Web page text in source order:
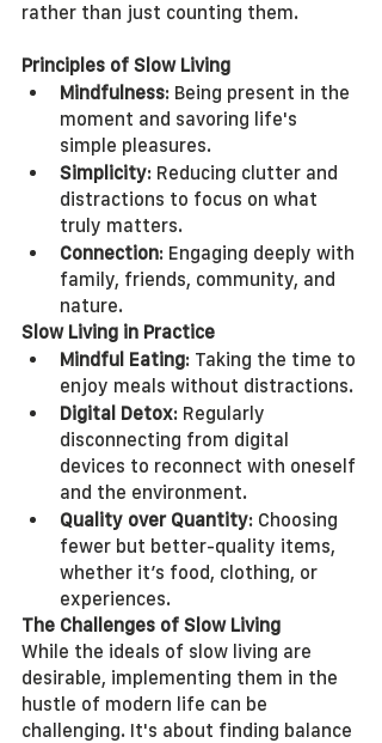
rather than just counting them.
Principles of Slow Living
Mindfulness: Being present in the
moment and savoring life's
simple pleasures.
Simplicity: Reducing clutter and
distractions to focus on what
truly matters.
Connection: Engaging deeply with
family, friends, community, and
nature.
Slow Living in Practice
Mindful Eating: Taking the time to
enjoy meals without distractions.
Digital Detox: Regularly
disconnecting from digital
devices to reconnect with oneself
and the environment.
Quality over Quantity: Choosing
fewer but better-quality items,
whether it’s food, clothing, or
experiences.
The Challenges of Slow Living
While the ideals of slow living are
desirable, implementing them in the
hustle of modern life can be
challenging. It's about finding balance